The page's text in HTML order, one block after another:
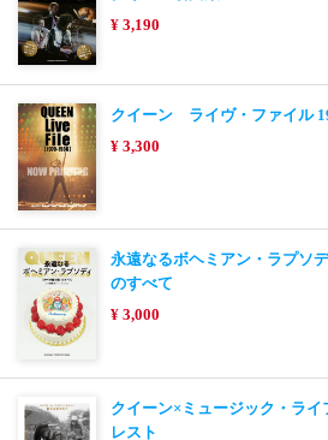
¥ 3,190
クイーン ライヴ・ファイル
¥ 3,300
永遠なるボヘミアン・ラプソ
のすべて
¥ 3,000
クイーン×ミュージック・ラ
レスト